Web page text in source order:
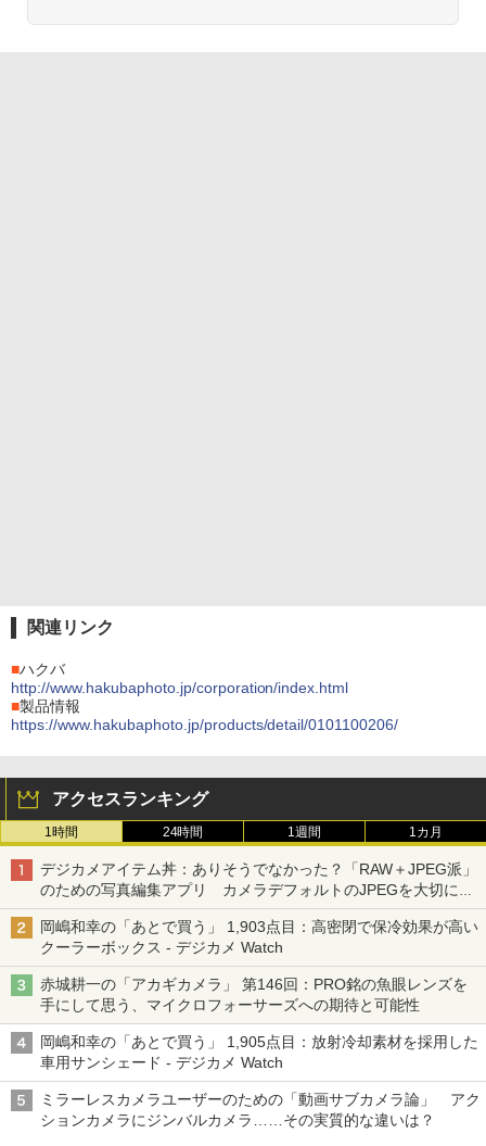
関連リンク
■ハクバ
http://www.hakubaphoto.jp/corporation/index.html
■製品情報
https://www.hakubaphoto.jp/products/detail/0101100206/
アクセスランキング
1時間 24時間 1週間 1カ月
デジカメアイテム丼：ありそうでなかった？「RAW＋JPEG派」
のための写真編集アプリ カメラデフォルトのJPEGを大切にす
る「Filmator」
岡嶋和幸の「あとで買う」 1,903点目：高密閉で保冷効果が高い
クーラーボックス - デジカメ Watch
赤城耕一の「アカギカメラ」 第146回：PRO銘の魚眼レンズを
手にして思う、マイクロフォーサーズへの期待と可能性
岡嶋和幸の「あとで買う」 1,905点目：放射冷却素材を採用した
車用サンシェード - デジカメ Watch
ミラーレスカメラユーザーのための「動画サブカメラ論」 アク
ションカメラにジンバルカメラ……その実質的な違いは？